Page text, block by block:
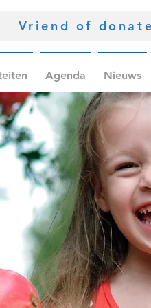
Vriend of
Agenda Nieuws